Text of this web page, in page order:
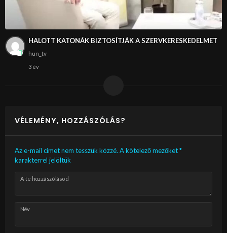
HALOTT KATONÁK BIZTOSÍTJÁK A SZERVKERESKEDELMET
hun_tv
3 év
VÉLEMÉNY, HOZZÁSZÓLÁS?
Az e-mail címet nem tesszük közzé. A kötelező mezőket*
karakterrel jelöltük
A te hozzászólásod
Név